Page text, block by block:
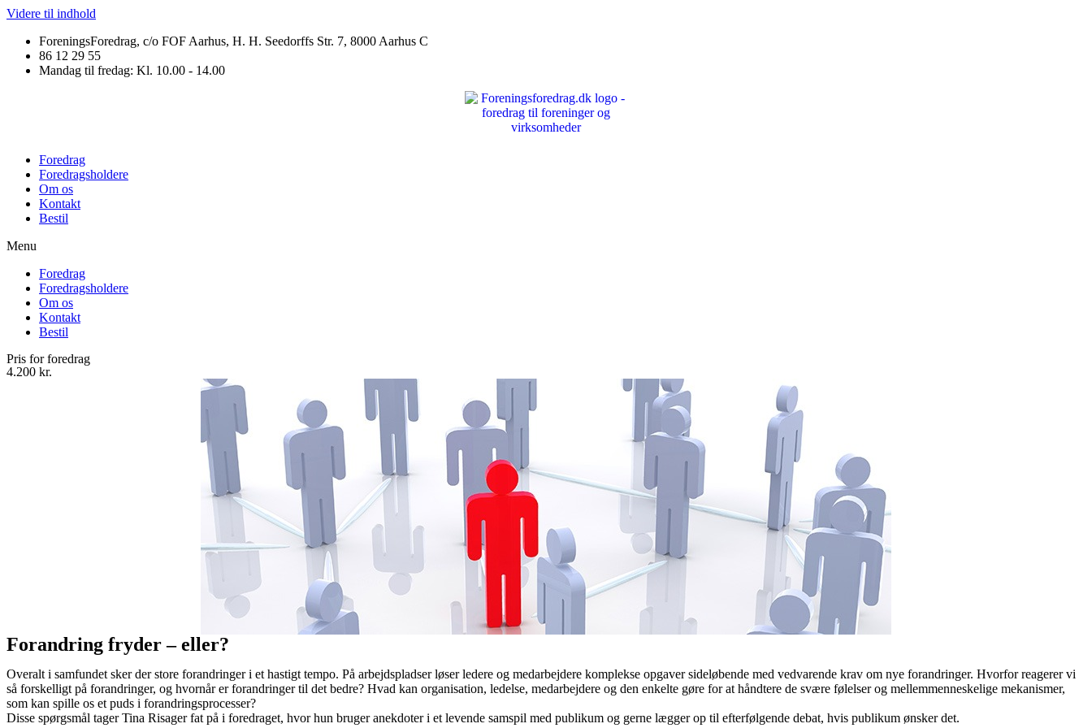
Videre til indhold
ForeningsForedrag, c/o FOF Aarhus, H. H. Seedorffs Str. 7, 8000 Aarhus C
86 12 29 55
Mandag til fredag: Kl. 10.00 - 14.00
Foredrag
Foredragsholdere
Om os
Kontakt
Bestil
Menu
Foredrag
Foredragsholdere
Om os
Kontakt
Bestil
Pris for foredrag
4.200 kr.
Forandring fryder – eller?
Overalt i samfundet sker der store forandringer i et hastigt tempo. På arbejdspladser løser ledere og medarbejdere komplekse opgaver sideløbende med vedvarende krav om nye forandringer. Hvorfor reagerer vi
så forskelligt på forandringer, og hvornår er forandringer til det bedre? Hvad kan organisation, ledelse, medarbejdere og den enkelte gøre for at håndtere de svære følelser og mellemmenneskelige mekanismer,
som kan spille os et puds i forandringsprocesser?
Disse spørgsmål tager Tina Risager fat på i foredraget, hvor hun bruger anekdoter i et levende samspil med publikum og gerne lægger op til efterfølgende debat, hvis publikum ønsker det.